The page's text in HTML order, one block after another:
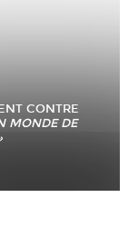
CONTRE
MONDE DE